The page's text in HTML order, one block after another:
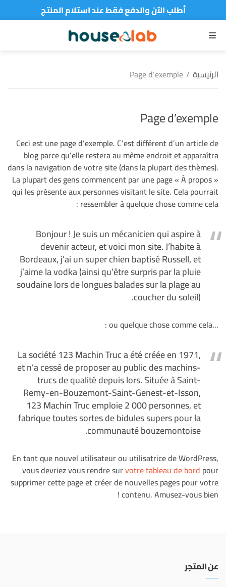
أطلب الآن والدفع فقط عند استلام المنتج
القائمة
الرئيسية /
Page d’exemple
Page d’exemple
Ceci est une page d’exemple. C’est différent d’un article de
blog parce qu’elle restera au même endroit et apparaîtra
dans la navigation de votre site (dans la plupart des thèmes).
La plupart des gens commencent par une page « À propos »
qui les présente aux personnes visitant le site. Cela pourrait
ressembler à quelque chose comme cela :
Bonjour ! Je suis un mécanicien qui aspire à
devenir acteur, et voici mon site. J’habite à
Bordeaux, j’ai un super chien baptisé Russell, et
j’aime la vodka (ainsi qu’être surpris par la pluie
soudaine lors de longues balades sur la plage au
coucher du soleil).
…ou quelque chose comme cela :
La société 123 Machin Truc a été créée en 1971,
et n’a cessé de proposer au public des machins-
trucs de qualité depuis lors. Située à Saint-
Remy-en-Bouzemont-Saint-Genest-et-Isson,
123 Machin Truc emploie 2 000 personnes, et
fabrique toutes sortes de bidules supers pour la
communauté bouzemontoise.
En tant que nouvel utilisateur ou utilisatrice de WordPress,
vous devriez vous rendre survotre tableau de bord pour
supprimer cette page et créer de nouvelles pages pour votre
contenu. Amusez-vous bien !
عن المتجر